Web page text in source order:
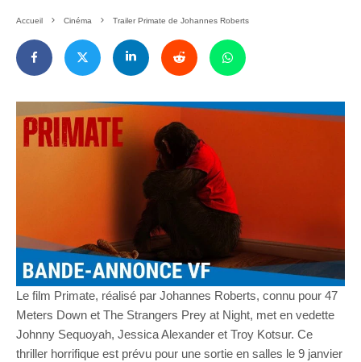
Accueil Cinéma Trailer Primate de Johannes Roberts
Le film Primate, réalisé par Johannes Roberts, connu pour 47
Meters Down et The Strangers Prey at Night, met en vedette
Johnny Sequoyah, Jessica Alexander et Troy Kotsur. Ce
thriller horrifique est prévu pour une sortie en salles le 9 janvier